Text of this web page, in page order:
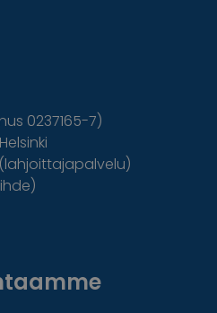
0237165-7)
(lahjoittajapalvelu)